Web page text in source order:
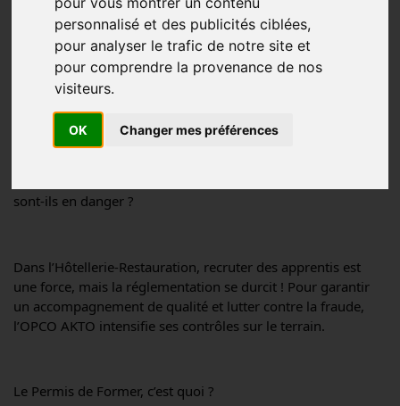
personnalisé et des publicités ciblées,
pour analyser le trafic de notre site et
pour comprendre la provenance de nos
visiteurs.
OK Changer mes préférences
à jour ?
25/06/2026
sont-ils en danger ?
Dans l’Hôtellerie-Restauration, recruter des apprentis est
une force, mais la réglementation se durcit ! Pour garantir
un accompagnement de qualité et lutter contre la fraude,
l’OPCO AKTO intensifie ses contrôles sur le terrain.
Le Permis de Former, c’est quoi ?